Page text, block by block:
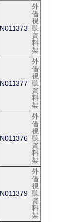
N011373
外
借
視
聽
資
料
架
N011377
外
借
視
聽
資
料
架
N011376
外
借
視
聽
資
料
架
N011379
外
借
視
聽
資
料
架